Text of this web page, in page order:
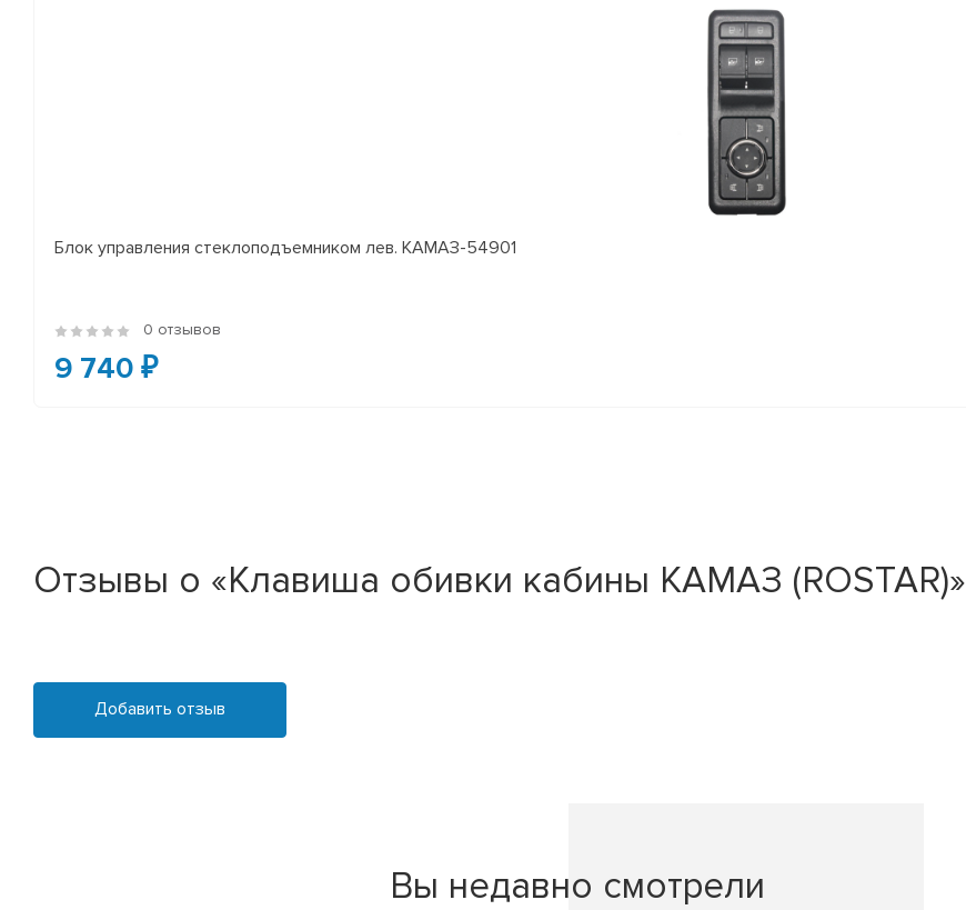
Блок управления стеклоподъемником лев. КАМАЗ-54901
0 отзывов
9 740 ₽
Отзывы о «Клавиша обивки кабины КАМАЗ (ROSTAR)»
Добавить отзыв
Вы недавно смотрели